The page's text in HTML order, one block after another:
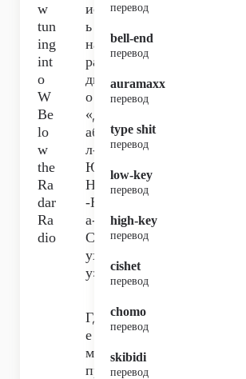
w
tun
ing
int
o
W
Be
lo
w
the
Ra
dar
Ra
dio
ис
ь
на
ра
ди
о
«Д
аб
л-
Ю
Не
-Н
а-
Сл
ух
у»,
Гд
е
мы
пр
перевод
bell-end
перевод
auramaxx
перевод
type shit
перевод
low-key
перевод
high-key
перевод
cishet
перевод
chomo
перевод
skibidi
перевод